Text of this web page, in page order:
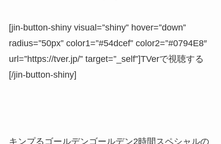
[jin-button-shiny visual=”shiny” hover=”down”
radius=”50px” color1=”#54dcef” color2=”#0794E8″
url=”https://tver.jp/” target=”_self”]TVerで視聴する
[/jin-button-shiny]
キンプるゴールデンゴールデン2時間スペシャルの